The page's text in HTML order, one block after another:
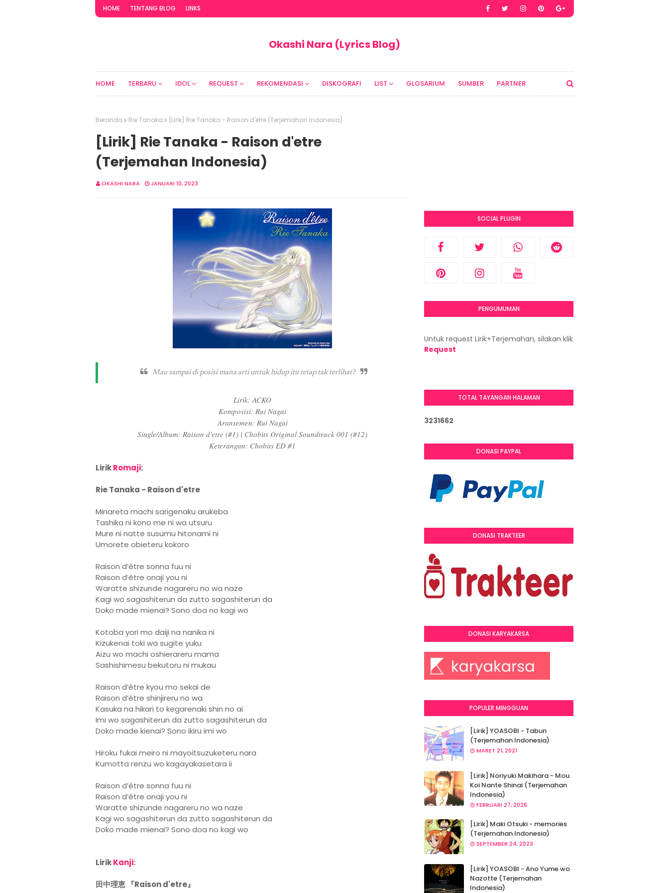
HOME TENTANG BLOG LINKS
Okashi Nara (Lyrics Blog)
HOME TERBARU IDOL REQUEST REKOMENDASI DISKOGRAFI LIST GLOSARIUM SUMBER PARTNER
Beranda Rie Tanaka [Lirik] Rie Tanaka - Raison d'etre (Terjemahan Indonesia)
[Lirik] Rie Tanaka - Raison d'etre
(Terjemahan Indonesia)
OKASHI NARA JANUARI 10, 2023
Mau sampai di posisi mana arti untuk hidup itu tetap tak terlihat?
Lirik: ACKO
Komposisi: Rui Nagai
Aransemen: Rui Nagai
Single/Album: Raison d'etre (#1) | Chobits Original Soundtrack 001 (#12)
Keterangan: Chobits ED #1
LirikRomaji:
Rie Tanaka - Raison d'etre
Minareta machi sarigenaku arukeba
Tashika ni kono me ni wa utsuru
Mure ni natte susumu hitonami ni
Umorete obieteru kokoro
Raison d’être sonna fuu ni
Raison d’être onaji you ni
Waratte shizunde nagareru no wa naze
Kagi wo sagashiterun da zutto sagashiterun da
Doko made mienai? Sono doa no kagi wo
Kotoba yori mo daiji na nanika ni
Kizukenai toki wa sugite yuku
Aizu wo machi oshierareru mama
Sashishimesu bekutoru ni mukau
Raison d’être kyou mo sekai de
Raison d’être shinjireru no wa
Kasuka na hikari to kegarenaki shin no ai
Imi wo sagashiterun da zutto sagashiterun da
Doko made kienai? Sono ikiru imi wo
Hiroku fukai meiro ni mayoitsuzuketeru nara
Kumotta renzu wo kagayakasetara ii
Raison d’être sonna fuu ni
Raison d’être onaji you ni
Waratte shizunde nagareru no wa naze
Kagi wo sagashiterun da zutto sagashiterun da
Doko made mienai? Sono doa no kagi wo
LirikKanji:
田中理恵 『Raison d'etre』
SOCIAL PLUGIN
PENGUMUMAN
Untuk request Lirik+Terjemahan, silakan klik
Request
TOTAL TAYANGAN HALAMAN
3231662
DONASI PAYPAL
DONASI TRAKTEER
DONASI KARYAKARSA
POPULER MINGGUAN
[Lirik] YOASOBI - Tabun
(Terjemahan Indonesia)
MARET 21, 2021
[Lirik] Noriyuki Makihara - Mou
Koi Nante Shinai (Terjemahan
Indonesia)
FEBRUARI 27, 2026
[Lirik] Maki Otsuki - memories
(Terjemahan Indonesia)
SEPTEMBER 24, 2023
[Lirik] YOASOBI - Ano Yume wo
Nazotte (Terjemahan
Indonesia)